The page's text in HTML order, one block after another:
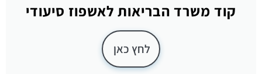
קוד משרד הבריאות לאשפוז סיעודי
לחץ כאן